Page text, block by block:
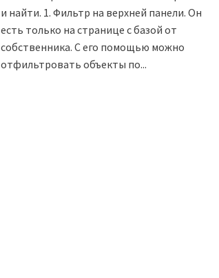
и найти. 1. Фильтр на верхней панели. Он
есть только на странице с базой от
собственника. С его помощью можно
отфильтровать объекты по...